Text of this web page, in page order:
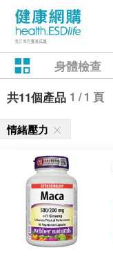
身體檢查
共11個產品 1 / 1 頁
情緒壓力